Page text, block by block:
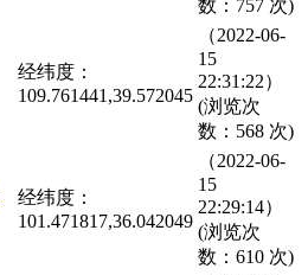
数：757 次)
经纬度：
109.761441,39.572045
（2022-06-
15
22:31:22）
(浏览次
数：568 次)
经纬度：
101.471817,36.042049
（2022-06-
15
22:29:14）
(浏览次
数：610 次)